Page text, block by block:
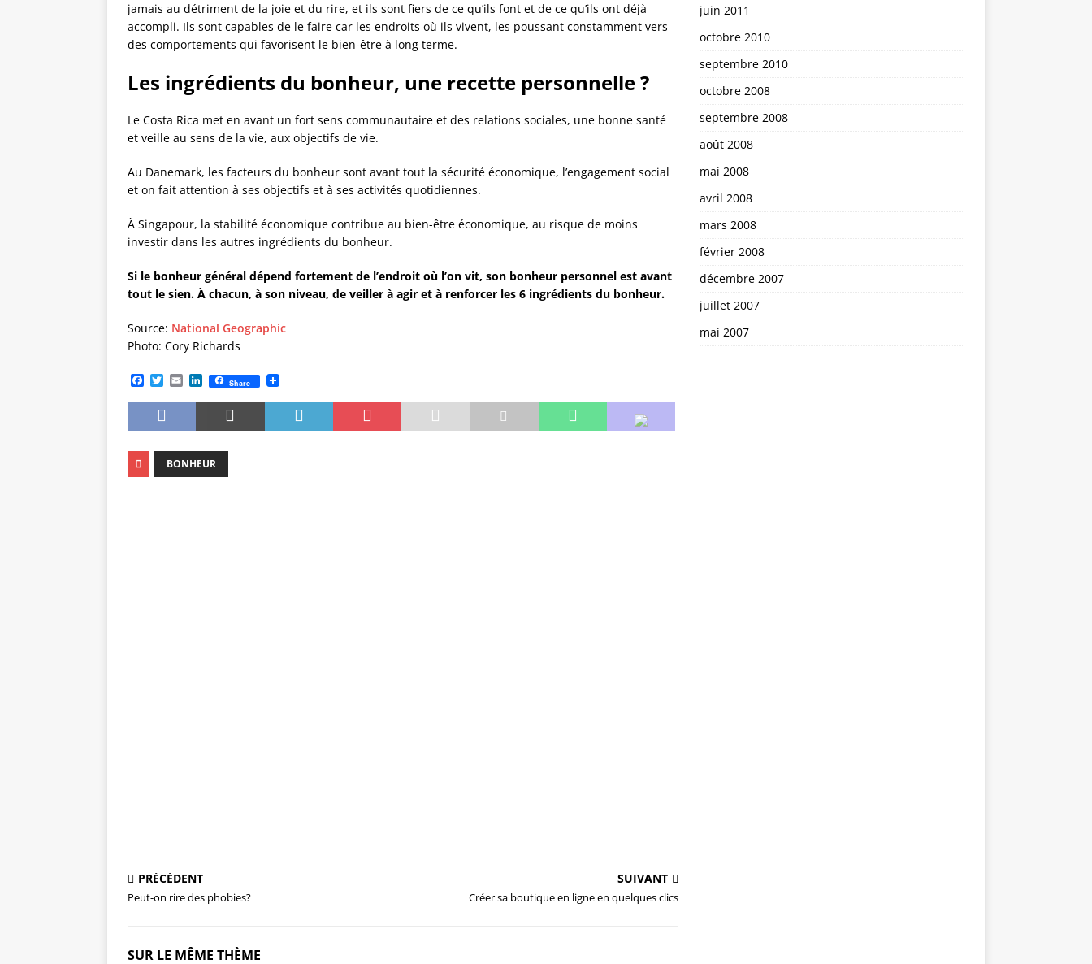
jamais au détriment de la joie et du rire, et ils sont fiers de ce qu’ils font et de ce qu’ils ont déjà
accompli. Ils sont capables de le faire car les endroits où ils vivent, les poussant constamment vers
des comportements qui favorisent le bien-être à long terme.
Les ingrédients du bonheur, une recette personnelle ?
Le Costa Rica met en avant un fort sens communautaire et des relations sociales, une bonne santé
et veille au sens de la vie, aux objectifs de vie.
Au Danemark, les facteurs du bonheur sont avant tout la sécurité économique, l’engagement social
et on fait attention à ses objectifs et à ses activités quotidiennes.
À Singapour, la stabilité économique contribue au bien-être économique, au risque de moins
investir dans les autres ingrédients du bonheur.
Si le bonheur général dépend fortement de l’endroit où l’on vit, son bonheur personnel est avant
tout le sien. À chacun, à son niveau, de veiller à agir et à renforcer les 6 ingrédients du bonheur.
Source: National Geographic
Photo: Cory Richards
F
c
b
T
i
t
t
r
E
a
l
L
n
e
I
n
Share
BONHEUR
PRÉCÉDENT
Peut-on rire des phobies?
SUIVANT
Créer sa boutique en ligne en quelques clics
SUR LE MÊME THÈME
juin 2011
octobre 2010
septembre 2010
octobre 2008
septembre 2008
août 2008
mai 2008
avril 2008
mars 2008
février 2008
décembre 2007
juillet 2007
mai 2007